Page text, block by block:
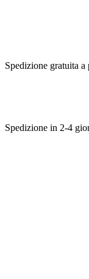
Spedizione gratuita
Spedizione in 2-4